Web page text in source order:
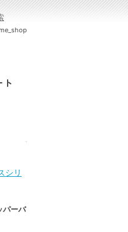
ト
シリ
パーバ